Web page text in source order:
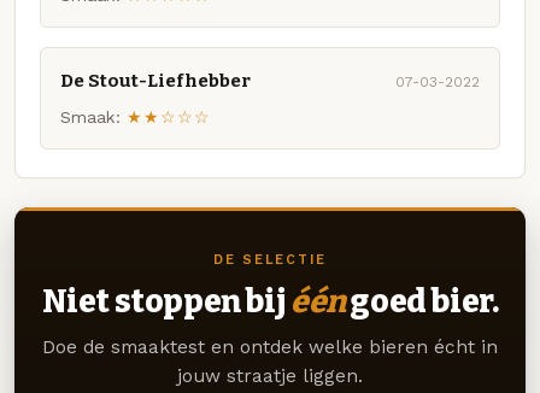
De Stout-Liefhebber 07-03-2022
Smaak: ★★☆☆☆
DE SELECTIE
Niet stoppen bij ééngoed bier.
Doe de smaaktest en ontdek welke bieren écht in
jouw straatje liggen.